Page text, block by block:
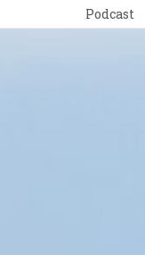
Podcast